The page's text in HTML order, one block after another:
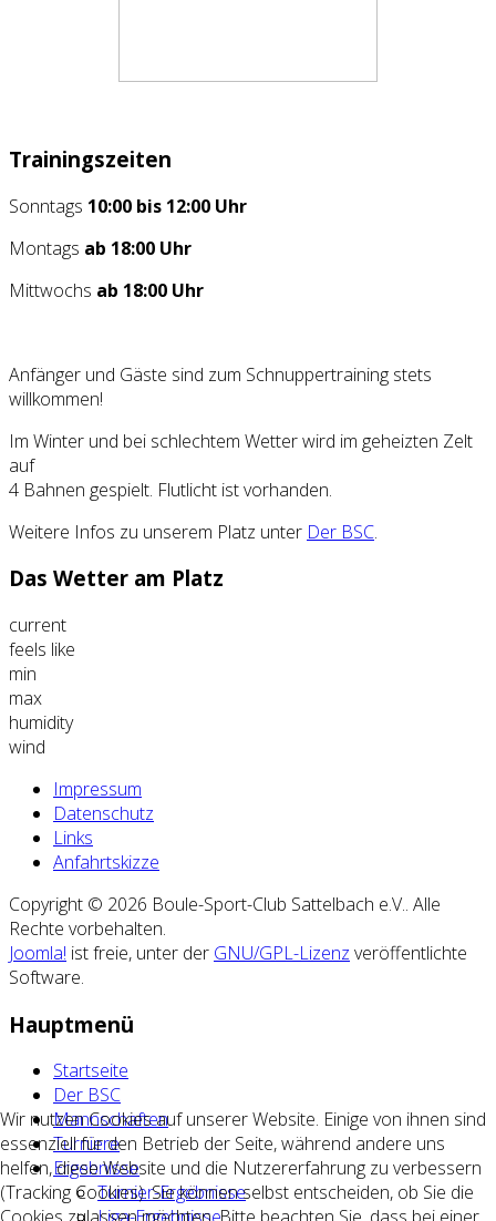
Trainingszeiten
Sonntags 10:00 bis 12:00 Uhr
Montags ab 18:00 Uhr
Mittwochs ab 18:00 Uhr
Anfänger und Gäste sind zum Schnuppertraining stets
willkommen!
Im Winter und bei schlechtem Wetter wird im geheizten Zelt
auf
4 Bahnen gespielt. Flutlicht ist vorhanden.
Weitere Infos zu unserem Platz unter Der BSC.
Das Wetter am Platz
current
feels like
min
max
humidity
wind
Impressum
Datenschutz
Links
Anfahrtskizze
Copyright © 2026 Boule-Sport-Club Sattelbach e.V.. Alle
Rechte vorbehalten.
Joomla! ist freie, unter der GNU/GPL-Lizenz veröffentlichte
Software.
Hauptmenü
Startseite
Der BSC
Mannschaften
Turniere
Ergebnisse
Turnier-Ergebnisse
Wir nutzen Cookies auf unserer Website. Einige von ihnen sind
essenziell für den Betrieb der Seite, während andere uns
helfen, diese Website und die Nutzererfahrung zu verbessern
(Tracking Cookies). Sie können selbst entscheiden, ob Sie die